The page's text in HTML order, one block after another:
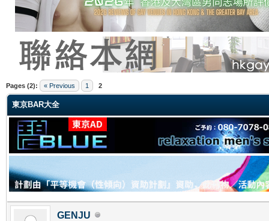
Pages (2): « Previous 1 2
東京BAR大全
GENJU